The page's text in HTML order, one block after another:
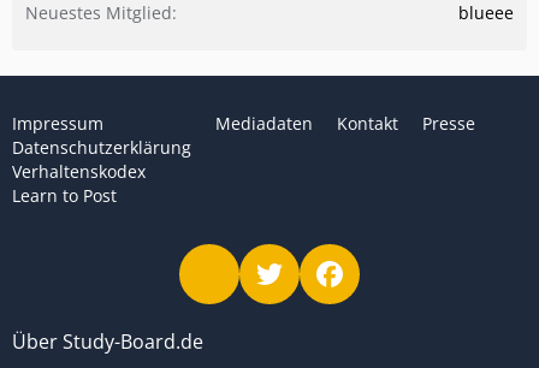
Neuestes Mitglied
blueee
Impressum
Datenschutzerklärung
Verhaltenskodex
Learn to Post
Mediadaten Kontakt Presse
Über Study-Board.de